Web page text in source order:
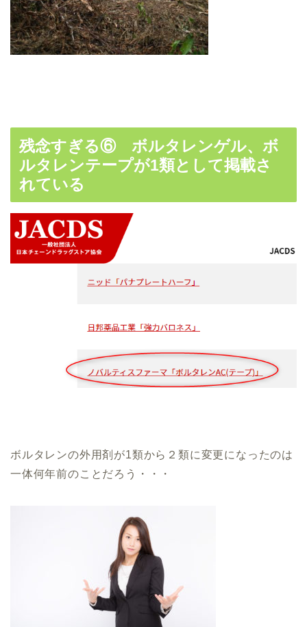
残念すぎる⑥ ボルタレンゲル、ボ
ルタレンテープが1類として掲載さ
れている
ボルタレンの外用剤が1類から２類に変更になったのは
一体何年前のことだろう・・・